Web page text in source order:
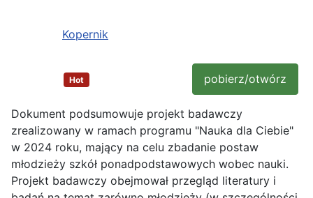
Kopernik
Hot pobierz/otwórz
Dokument podsumowuje projekt badawczy
zrealizowany w ramach programu "Nauka dla Ciebie"
w 2024 roku, mający na celu zbadanie postaw
młodzieży szkół ponadpodstawowych wobec nauki.
Projekt badawczy obejmował przegląd literatury i